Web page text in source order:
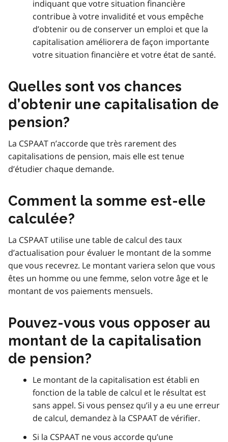
indiquant que votre situation financière
contribue à votre invalidité et vous empêche
d’obtenir ou de conserver un emploi et que la
capitalisation améliorera de façon importante
votre situation financière et votre état de santé.
Quelles sont vos chances
d’obtenir une capitalisation de
pension?
La CSPAAT n’accorde que très rarement des
capitalisations de pension, mais elle est tenue
d’étudier chaque demande.
Comment la somme est-elle
calculée?
La CSPAAT utilise une table de calcul des taux
d’actualisation pour évaluer le montant de la somme
que vous recevrez. Le montant variera selon que vous
êtes un homme ou une femme, selon votre âge et le
montant de vos paiements mensuels.
Pouvez-vous vous opposer au
montant de la capitalisation
de pension?
Le montant de la capitalisation est établi en
fonction de la table de calcul et le résultat est
sans appel. Si vous pensez qu’il y a eu une erreur
de calcul, demandez à la CSPAAT de vérifier.
Si la CSPAAT ne vous accorde qu’une